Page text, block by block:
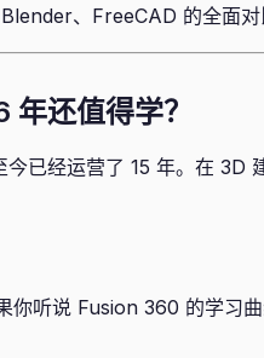
、FreeCAD 的全面对
还值得学？
已经运营了 15 年。在 3D
你听说 Fusion 360 的学习